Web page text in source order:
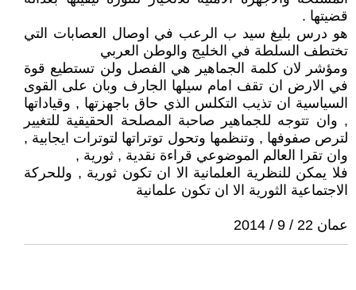
قضيتها .
هو درس بليغ سيد ب الرعب في اوصال العصابات التي
تختطف السلطة في الخليج والوطن العربي
ومؤشر لان كلمة الجماهير هي الفصل ولن تستطيع قوة
في الارض ان تقف امام سيلها الجارف وبان على القوى
السياسية ان تذيب التكلس الذي حاق باجهزتها , وقياداتها
, وان تتوجه للجماهير صاحبة المصلحة الحقيقية للتغيير
لترص صفوفها , وتنظمها وتحول توتراتها لتوترات ايجابية ,
وان تقرا العالم الموضوعي قراءة نقدية , ثورية ,
فلا يمكن للنظرية العلمانية الا ان تكون ثورية , وللحركة
الاجتماعية الثورية الا ان تكون علمانية
عمان 22 / 9 / 2014